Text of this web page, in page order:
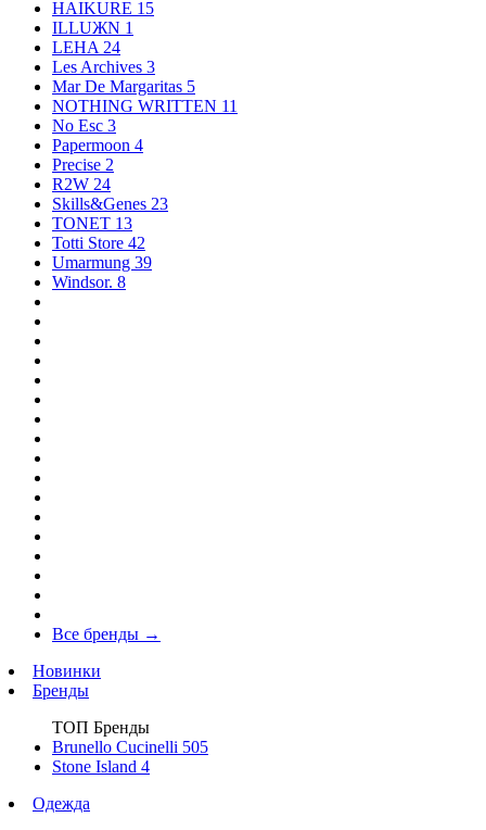
HAIKURE 15
ILLUЖN 1
LEHA 24
Les Archives 3
Mar De Margaritas 5
NOTHING WRITTEN 11
No Esc 3
Papermoon 4
Precise 2
R2W 24
Skills&Genes 23
TONET 13
Totti Store 42
Umarmung 39
Windsor. 8
Все бренды →
Новинки
Бренды
ТОП Бренды
Brunello Cucinelli 505
Stone Island 4
Одежда